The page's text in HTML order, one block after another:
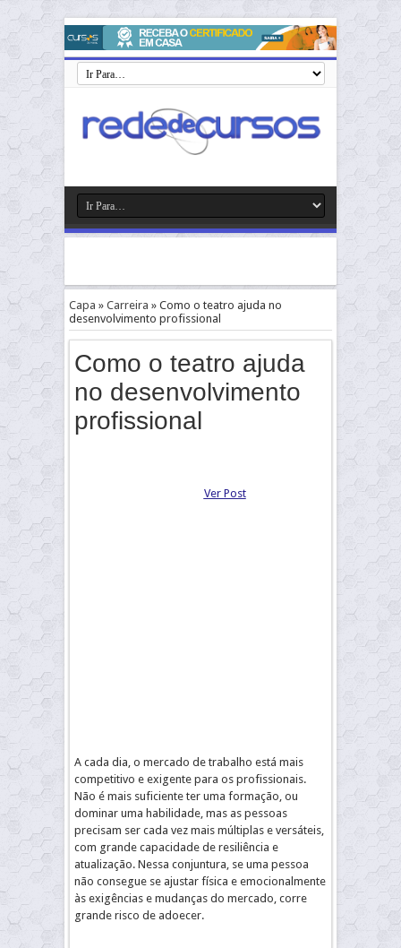
Capa » Carreira » Como o teatro ajuda no
desenvolvimento profissional
Como o teatro ajuda
no desenvolvimento
profissional
Ver Post
A cada dia, o mercado de trabalho está mais
competitivo e exigente para os profissionais.
Não é mais suficiente ter uma formação, ou
dominar uma habilidade, mas as pessoas
precisam ser cada vez mais múltiplas e versáteis,
com grande capacidade de resiliência e
atualização. Nessa conjuntura, se uma pessoa
não consegue se ajustar física e emocionalmente
às exigências e mudanças do mercado, corre
grande risco de adoecer.